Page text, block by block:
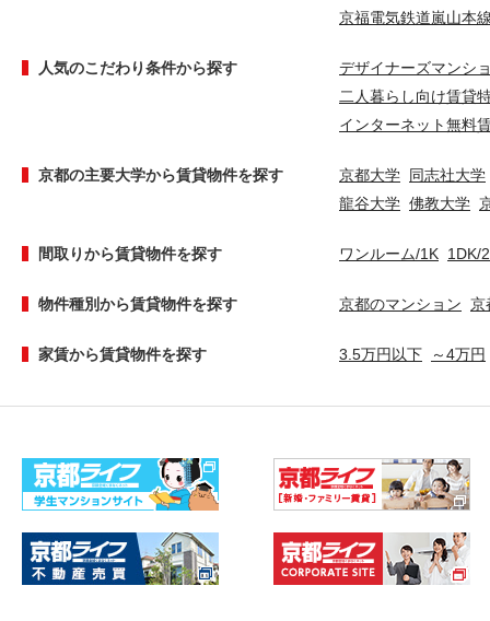
京福電気鉄道嵐山本
人気のこだわり条件から探す
デザイナーズマンシ
二人暮らし向け賃貸
インターネット無料
京都の主要大学から賃貸物件を探す 京都大学 同志社大学
龍谷大学 佛教大学
間取りから賃貸物件を探す ワンルーム/1K 1DK/
物件種別から賃貸物件を探す 京都のマンション 京
家賃から賃貸物件を探す 3.5万円以下 ～4万円